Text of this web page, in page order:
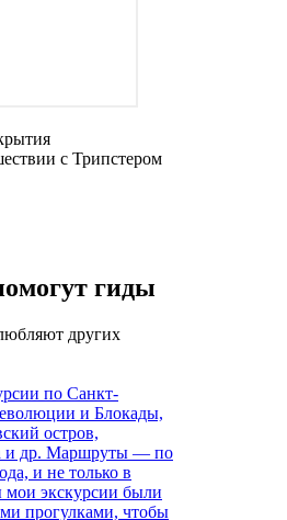
с Трипстером
гиды
других
по Санкт-
и Блокады,
остров,
и др. Маршруты — по
и не только в
мои экскурсии были
прогулками, чтобы